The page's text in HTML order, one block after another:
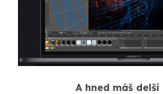
A hned máš delší